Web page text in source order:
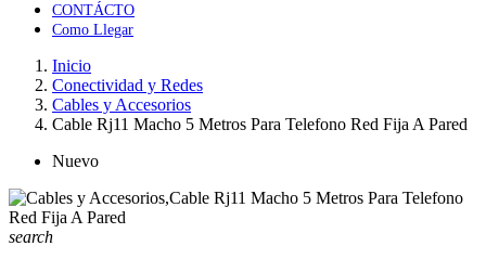
CONTÁCTO
Como Llegar
Inicio
Conectividad y Redes
Cables y Accesorios
Cable Rj11 Macho 5 Metros Para Telefono Red Fija A Pared
Nuevo
search